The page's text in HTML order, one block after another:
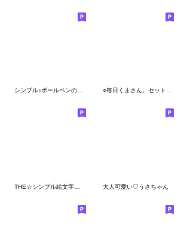
シンプル♪ボールペンのメモ風絵文字 ○毎日くまさん。セットで使える！○
大人可愛い♡うさちゃん